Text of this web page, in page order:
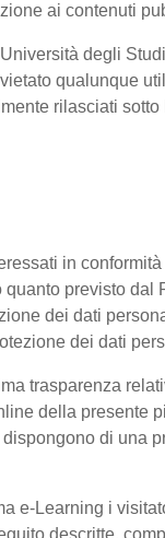
ai contenuti
degli
qualunque
rilasciati
in
previsto
dei dati
dei dati
trasparenza
della
di una
e-Learning i
descritte,